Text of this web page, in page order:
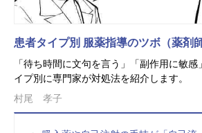
患者タイプ別 服薬指導のツボ（薬剤
「待ち時間に文句を言う」「副作用に敏
イプ別に専門家が対処法を紹介します。
村尾 孝子